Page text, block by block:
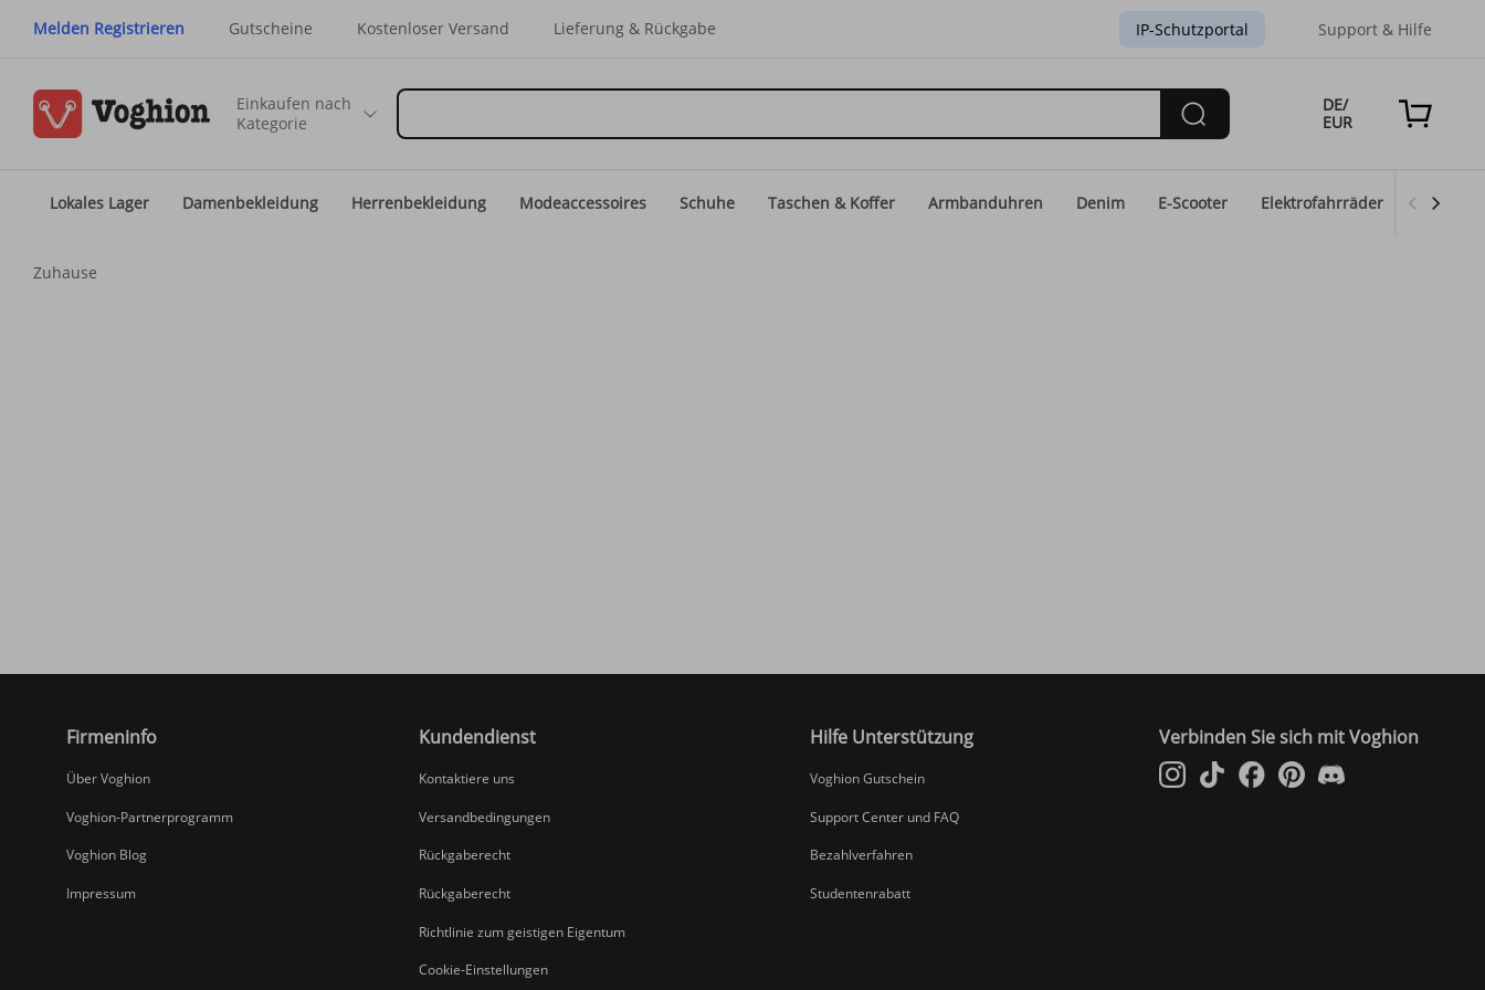
Melden Registrieren Gutscheine Kostenloser Versand Lieferung & Rückgabe IP-Schutzportal Support & Hilfe
Einkaufen nach
Kategorie
DE/
EUR
Lokales Lager Damenbekleidung Herrenbekleidung Modeaccessoires Schuhe Taschen & Koffer Armbanduhren Denim E-Scooter Elektrofahrräder Eid-
Zuhause
Firmeninfo
Über Voghion
Voghion-Partnerprogramm
Voghion Blog
Impressum
Kundendienst
Kontaktiere uns
Versandbedingungen
Rückgaberecht
Rückgaberecht
Richtlinie zum geistigen Eigentum
Cookie-Einstellungen
Hilfe Unterstützung
Voghion Gutschein
Support Center und FAQ
Bezahlverfahren
Studentenrabatt
Verbinden Sie sich mit Voghion